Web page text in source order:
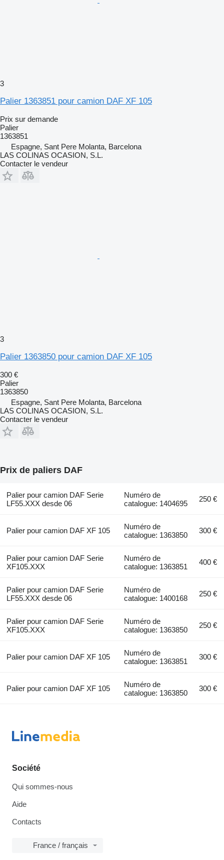
3
Palier 1363851 pour camion DAF XF 105
Prix sur demande
Palier
1363851
Espagne, Sant Pere Molanta, Barcelona
LAS COLINAS OCASION, S.L.
Contacter le vendeur
3
Palier 1363850 pour camion DAF XF 105
300 €
Palier
1363850
Espagne, Sant Pere Molanta, Barcelona
LAS COLINAS OCASION, S.L.
Contacter le vendeur
Prix de paliers DAF
Palier pour camion DAF Serie
LF55.XXX desde 06
Numéro de
catalogue: 1404695
250 €
Palier pour camion DAF XF 105
Numéro de
catalogue: 1363850
300 €
Palier pour camion DAF Serie
XF105.XXX
Numéro de
catalogue: 1363851
400 €
Palier pour camion DAF Serie
LF55.XXX desde 06
Numéro de
catalogue: 1400168
250 €
Palier pour camion DAF Serie
XF105.XXX
Numéro de
catalogue: 1363850
250 €
Palier pour camion DAF XF 105
Numéro de
catalogue: 1363851
300 €
Palier pour camion DAF XF 105
Numéro de
catalogue: 1363850
300 €
Société
Qui sommes-nous
Aide
Contacts
France / français